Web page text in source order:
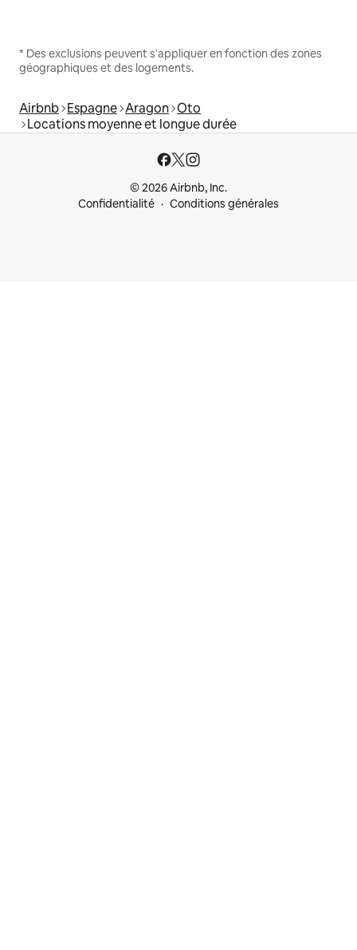
* Des exclusions peuvent s'appliquer en fonction des zones
géographiques et des logements.
Airbnb Espagne Aragon Oto
Locations moyenne et longue durée
© 2026 Airbnb, Inc.
Confidentialité
Conditions générales